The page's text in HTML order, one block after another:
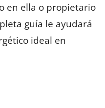
en ella o propietario
guía le ayudará
ideal en